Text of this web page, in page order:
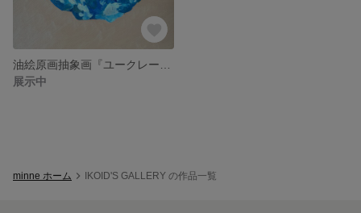
展示中
minne ホーム IKOID'S GALLERY の作品一覧